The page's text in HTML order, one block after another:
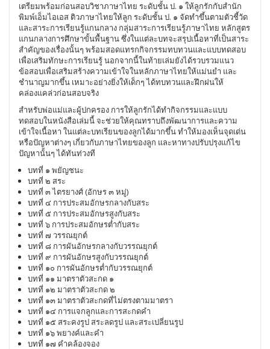
เตรียมพร้อมก่อนสอบวิชาภาษาไทย ระดับชั้น ป. ๑ ให้ลูกรักกับสำนัก
พิมพ์เอ็มไอเอส ติวภาษาไทยให้ลูก ระดับชั้น ป. ๑ จัดทำขึ้นตามตัวชี้วัด
และสาระการเรียนรู้แกนกลาง กลุ่มสาระการเรียนรู้ภาษาไทย หลักสูตร
แกนกลางการศึกษาขั้นพื้นฐาน ซึ่งในแต่ละบทจะสรุปเนื้อหาที่เป็นสาระ
สำคัญของเรื่องนั้นๆ พร้อมสอดแทรกกิจกรรมทบทวนและแบบทดสอบ
เพื่อเสริมทักษะการเรียนรู้ นอกจากนี้ในท้ายเล่มยังได้รวบรวมแนว
ข้อสอบเพื่อเสริมสร้างความเข้าใจในหลักภาษาไทยให้แม่นยำ และ
ชำนาญมากขึ้น เหมาะอย่างยิ่งให้เด็กๆ ได้ทบทวนและฝึกฝนให้
คล่องแคล่วก่อนสอบจริง
สำหรับพ่อแม่และผู้ปกครอง การให้ลูกรักได้ทำกิจกรรมและแบบ
ทดสอบในหนังสือเล่มนี้ จะช่วยให้คุณทราบถึงพัฒนาการและความ
เข้าใจเนื้อหา ในแต่ละบทเรียนของลูกได้มากขึ้น ทำให้มองเห็นจุดเด่น
หรือปัญหาต่างๆ เกี่ยวกับภาษาไทยของลูก และหาทางปรับปรุงแก้ไข
ปัญหานั้นๆ ได้ทันท่วงที
บทที่ ๑ พยัญชนะ
บทที่ ๒ สระ
บทที่ ๓ ไตรยางศ์ (อักษร ๓ หมู่)
บทที่ ๔ การประสมอักษรกลางกับสระ
บทที่ ๕ การประสมอักษรสูงกับสระ
บทที่ ๖ การประสมอักษรต่ำกับสระ
บทที่ ๗ วรรณยุกต์
บทที่ ๘ การผันอักษรกลางกับวรรณยุกต์
บทที่ ๙ การผันอักษรสูงกับวรรณยุกต์
บทที่ ๑๐ การผันอักษรต่ำกับวรรณยุกต์
บทที่ ๑๑ มาตราตัวสะกด ๑
บทที่ ๑๒ มาตราตัวสะกด ๒
บทที่ ๑๓ มาตราตัวสะกดที่ไม่ตรงตามมาตรา
บทที่ ๑๔ การแจกลูกและการสะกดคำ
บทที่ ๑๕ สระคงรูป สระลดรูป และสระเปลี่ยนรูป
บทที่ ๑๖ พยางค์และคำ
บทที่ ๑๗ คำคล้องจอง